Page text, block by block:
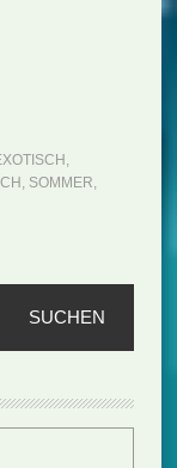
,
, SOMMER,
SUCHEN